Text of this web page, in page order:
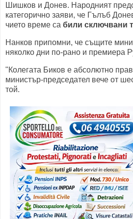
Шишков и Донев. Народният
категорично заяви, че Гълъб
чието време са били сключвани
Нанков припомни, че същите
няколко дни по-рано и премиера
"Колегата Биков е абсолютно
министър-председател вече от
той.